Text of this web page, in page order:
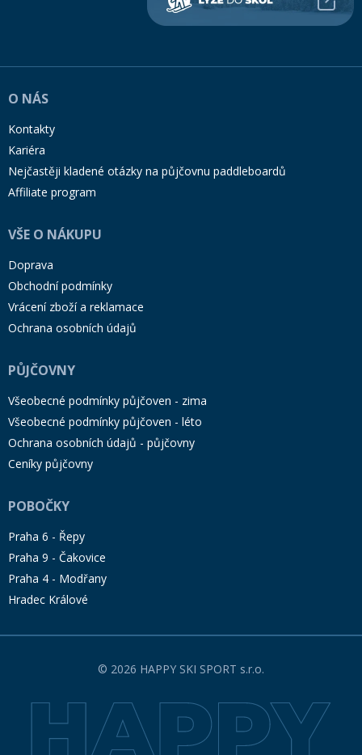
O NÁS
Kontakty
Kariéra
Nejčastěji kladené otázky na půjčovnu paddleboardů
Affiliate program
VŠE O NÁKUPU
Doprava
Obchodní podmínky
Vrácení zboží a reklamace
Ochrana osobních údajů
PŮJČOVNY
Všeobecné podmínky půjčoven - zima
Všeobecné podmínky půjčoven - léto
Ochrana osobních údajů - půjčovny
Ceníky půjčovny
POBOČKY
Praha 6 - Řepy
Praha 9 - Čakovice
Praha 4 - Modřany
Hradec Králové
© 2026 HAPPY SKI SPORT s.r.o.